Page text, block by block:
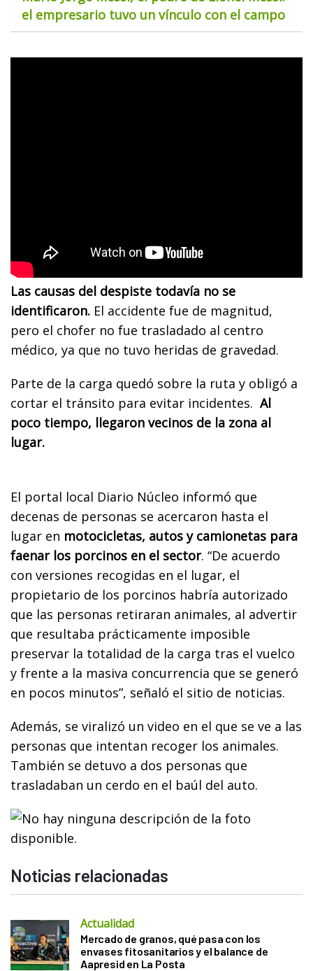
el empresario tuvo un vínculo con el campo
Las causas del despiste todavía no se
identificaron. El accidente fue de magnitud,
pero el chofer no fue trasladado al centro
médico, ya que no tuvo heridas de gravedad.
Parte de la carga quedó sobre la ruta y obligó a
cortar el tránsito para evitar incidentes. Al
poco tiempo, llegaron vecinos de la zona al
lugar.
El portal local Diario Núcleo informó que
decenas de personas se acercaron hasta el
lugar en motocicletas, autos y camionetas para
faenar los porcinos en el sector. “De acuerdo
con versiones recogidas en el lugar, el
propietario de los porcinos habría autorizado
que las personas retiraran animales, al advertir
que resultaba prácticamente imposible
preservar la totalidad de la carga tras el vuelco
y frente a la masiva concurrencia que se generó
en pocos minutos”, señaló el sitio de noticias.
Además, se viralizó un video en el que se ve a las
personas que intentan recoger los animales.
También se detuvo a dos personas que
trasladaban un cerdo en el baúl del auto.
Noticias relacionadas
Actualidad
Mercado de granos, qué pasa con los
envases fitosanitarios y el balance de
Aapresid en La Posta